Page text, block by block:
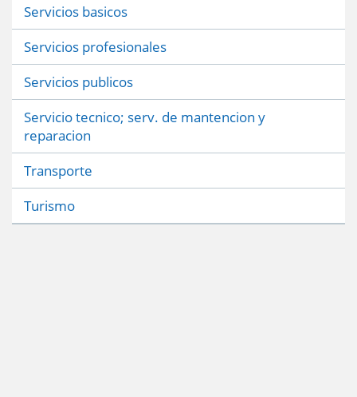
Servicios basicos
Servicios profesionales
Servicios publicos
Servicio tecnico; serv. de mantencion y
reparacion
Transporte
Turismo